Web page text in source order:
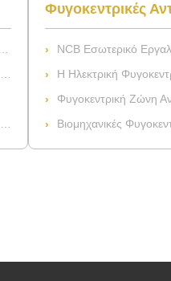
Φυγοκεντρικές
NCB Εσωτερικό Εργαλείο
Η Ηλεκτρική Φυγοκεντρική
Φυγοκεντρική Ζώνη
Βιομηχανικές